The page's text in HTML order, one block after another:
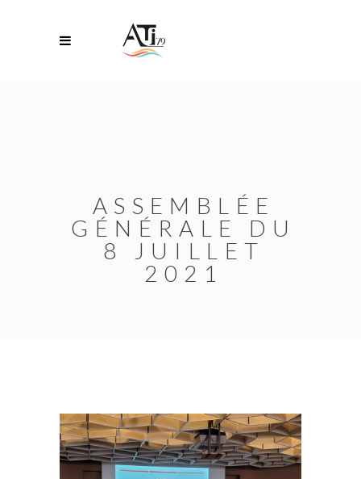
ASSEMBLÉE
GÉNÉRALE DU
8 JUILLET
2021